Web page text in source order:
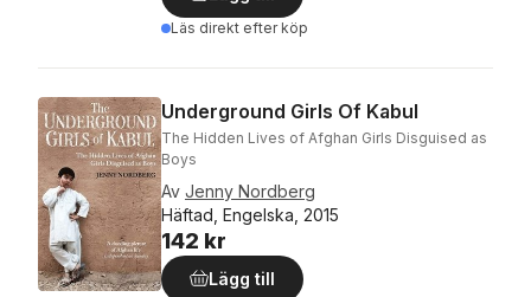
Läs direkt efter köp
Underground Girls Of Kabul
The Hidden Lives of Afghan Girls Disguised as
Boys
Av Jenny Nordberg
Häftad, Engelska, 2015
142 kr
Lägg till